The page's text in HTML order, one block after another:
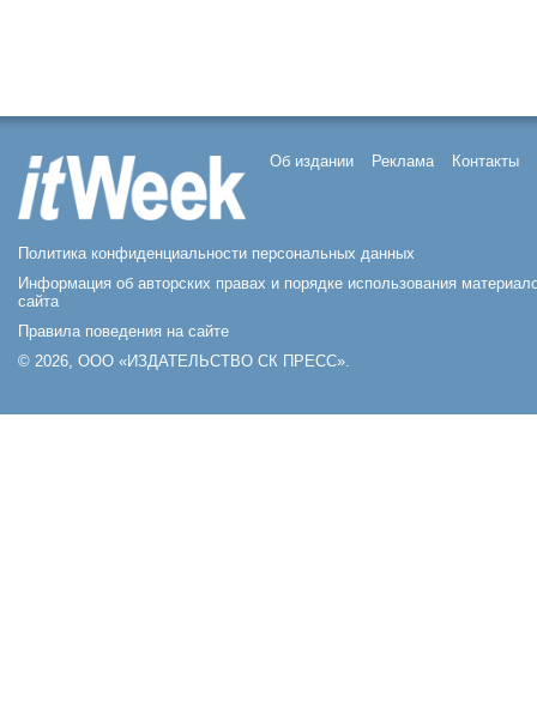
Об издании Реклама Контакты
Политика конфиденциальности персональных данных
Информация об авторских правах и порядке использования
сайта
Правила поведения на сайте
© 2026, ООО «ИЗДАТЕЛЬСТВО СК ПРЕСС».